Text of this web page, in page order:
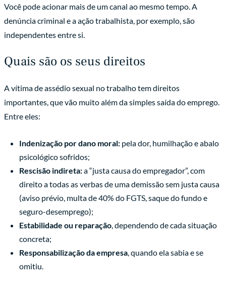
Você pode acionar mais de um canal ao mesmo tempo. A
denúncia criminal e a ação trabalhista, por exemplo, são
independentes entre si.
Quais são os seus direitos
A vítima de assédio sexual no trabalho tem direitos
importantes, que vão muito além da simples saída do emprego.
Entre eles:
Indenização por dano moral:pela dor, humilhação e abalo
psicológico sofridos;
Rescisão indireta:a “justa causa do empregador”, com
direito a todas as verbas de uma demissão sem justa causa
(aviso prévio, multa de 40% do FGTS, saque do fundo e
seguro-desemprego);
Estabilidade ou reparação, dependendo de cada situação
concreta;
Responsabilização da empresa, quando ela sabia e se
omitiu.